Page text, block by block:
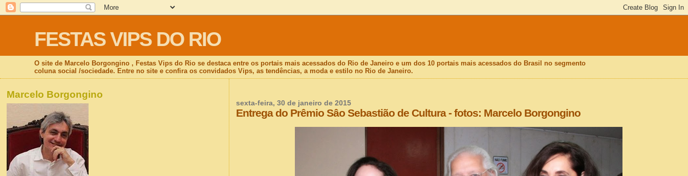
FESTAS VIPS DO RIO
O site de Marcelo Borgongino , Festas Vips do Rio se destaca entre os portais mais acessados do Rio de Janeiro e um dos 10 portais mais acessados do Brasil no segmento
coluna social /sociedade. Entre no site e confira os convidados Vips, as tendências, a moda e estilo no Rio de Janeiro.
sexta-feira, 30 de janeiro de 2015
Entrega do Prêmio Sâo Sebastião de Cultura - fotos: Marcelo Borgongino
Marcelo Borgongino